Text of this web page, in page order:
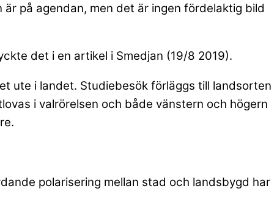
på agendan, men det är ingen fördelaktig bild
det i en artikel i Smedjan (19/8 2019).
ute i landet. Studiebesök förläggs till landsorten
i valrörelsen och både vänstern och högern
polarisering mellan stad och landsbygd har